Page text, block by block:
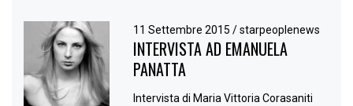
11 Settembre 2015/ starpeoplenews
INTERVISTA AD EMANUELA
PANATTA
Intervista di Maria Vittoria Corasaniti